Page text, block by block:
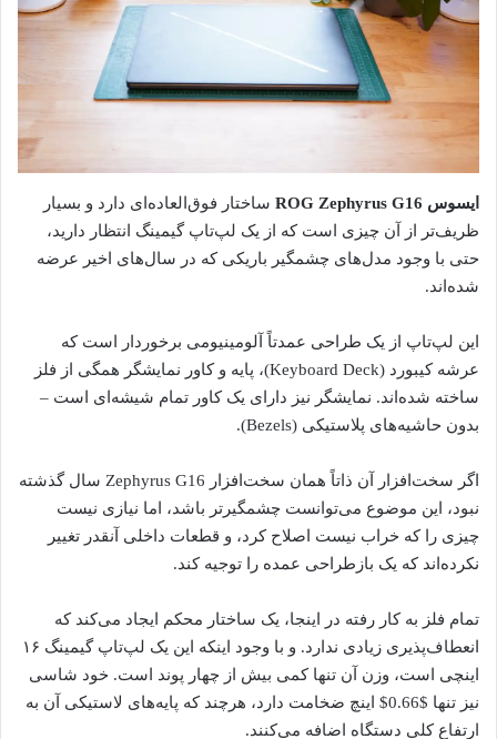
ایسوس ROG Zephyrus G16
ساختار فوق‌العاده‌ای دارد و بسیار
ظریف‌تر از آن چیزی است که از یک لپ‌تاپ گیمینگ انتظار دارید،
حتی با وجود مدل‌های چشمگیر باریکی که در سال‌های اخیر عرضه
شده‌اند.
این لپ‌تاپ از یک طراحی عمدتاً آلومینیومی برخوردار است که
عرشه کیبورد (Keyboard Deck)، پایه و کاور نمایشگر همگی از فلز
ساخته شده‌اند. نمایشگر نیز دارای یک کاور تمام شیشه‌ای است –
بدون حاشیه‌های پلاستیکی (Bezels).
اگر سخت‌افزار آن ذاتاً همان سخت‌افزار Zephyrus G16 سال گذشته
نبود، این موضوع می‌توانست چشمگیرتر باشد، اما نیازی نیست
چیزی را که خراب نیست اصلاح کرد، و قطعات داخلی آنقدر تغییر
نکرده‌اند که یک بازطراحی عمده را توجیه کند.
تمام فلز به کار رفته در اینجا، یک ساختار محکم ایجاد می‌کند که
انعطاف‌پذیری زیادی ندارد. و با وجود اینکه این یک لپ‌تاپ گیمینگ ۱۶
اینچی است، وزن آن تنها کمی بیش از چهار پوند است. خود شاسی
نیز تنها $0.66$ اینچ ضخامت دارد، هرچند که پایه‌های لاستیکی آن به
ارتفاع کلی دستگاه اضافه می‌کنند.